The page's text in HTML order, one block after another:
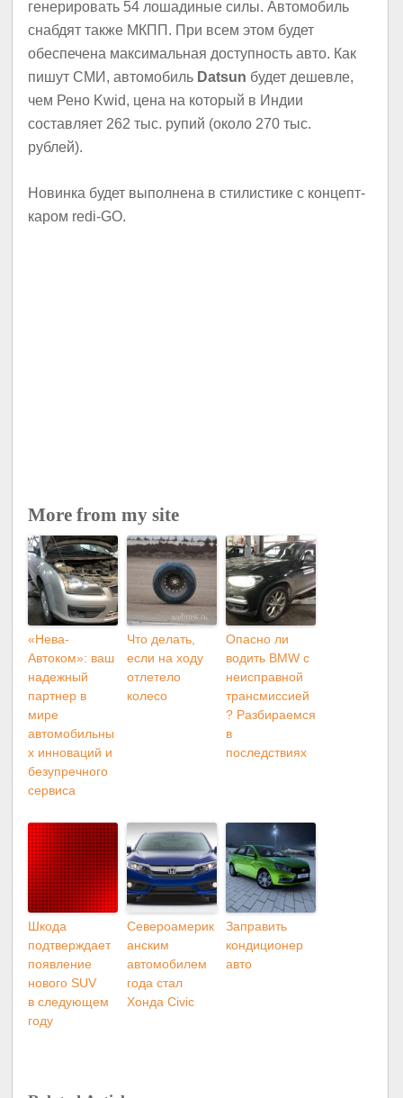
генерировать 54 лошадиные силы. Автомобиль
снабдят также МКПП. При всем этом будет
обеспечена максимальная доступность авто. Как
пишут СМИ, автомобиль Datsun будет дешевле,
чем Рено Kwid, цена на который в Индии
составляет 262 тыс. рупий (около 270 тыс.
рублей).
Новинка будет выполнена в стилистике с концепт-
каром redi-GO.
More from my site
«Нева-
Автоком»: ваш
надежный
партнер в
мире
автомобильны
х инноваций и
безупречного
сервиса
Что делать,
если на ходу
отлетело
колесо
Опасно ли
водить BMW с
неисправной
трансмиссией
? Разбираемся
в
последствиях
Шкода
подтверждает
появление
нового SUV
в следующем
году
Североамерик
анским
автомобилем
года стал
Хонда Civic
Заправить
кондиционер
авто